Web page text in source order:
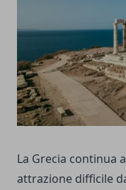
La Grecia continua
attrazione difficile